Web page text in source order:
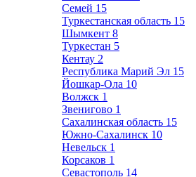
Семей 15
Туркестанская область 15
Шымкент 8
Туркестан 5
Кентау 2
Республика Марий Эл 15
Йошкар-Ола 10
Волжск 1
Звенигово 1
Сахалинская область 15
Южно-Сахалинск 10
Невельск 1
Корсаков 1
Севастополь 14